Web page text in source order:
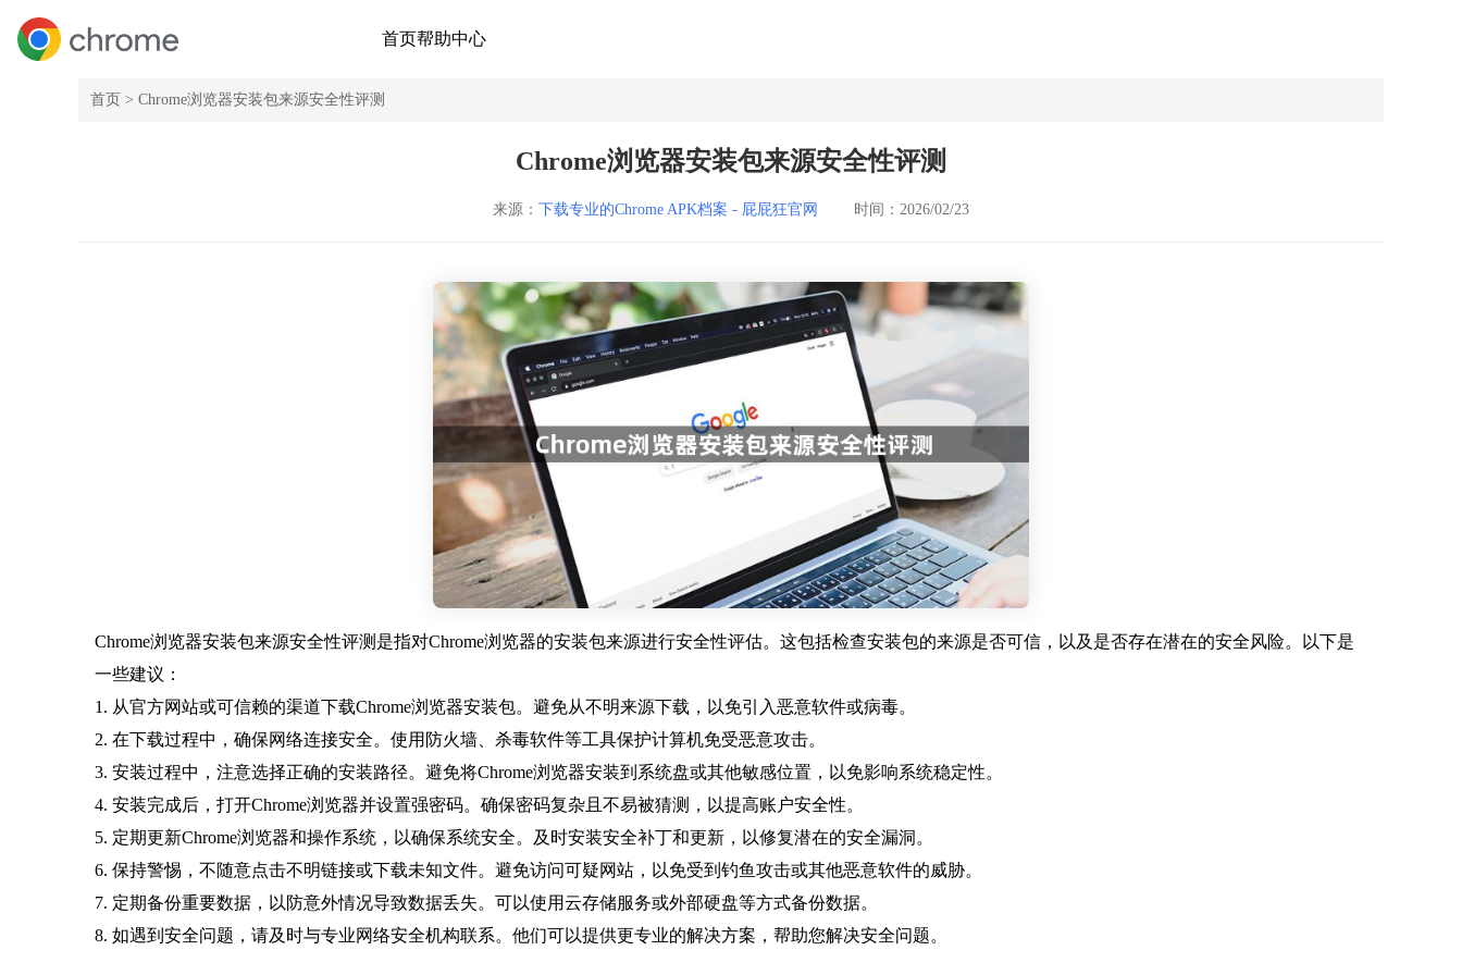
首页帮助中心
首页 > Chrome浏览器安装包来源安全性评测
Chrome浏览器安装包来源安全性评测
来源：下载专业的Chrome APK档案 - 屁屁狂官网 时间：2026/02/23
Chrome浏览器安装包来源安全性评测是指对Chrome浏览器的安装包来源进行安全性评估。这包括检查安装包的来源是否可信，以及是否存在潜在的安全风险。以下是
一些建议：
1. 从官方网站或可信赖的渠道下载Chrome浏览器安装包。避免从不明来源下载，以免引入恶意软件或病毒。
2. 在下载过程中，确保网络连接安全。使用防火墙、杀毒软件等工具保护计算机免受恶意攻击。
3. 安装过程中，注意选择正确的安装路径。避免将Chrome浏览器安装到系统盘或其他敏感位置，以免影响系统稳定性。
4. 安装完成后，打开Chrome浏览器并设置强密码。确保密码复杂且不易被猜测，以提高账户安全性。
5. 定期更新Chrome浏览器和操作系统，以确保系统安全。及时安装安全补丁和更新，以修复潜在的安全漏洞。
6. 保持警惕，不随意点击不明链接或下载未知文件。避免访问可疑网站，以免受到钓鱼攻击或其他恶意软件的威胁。
7. 定期备份重要数据，以防意外情况导致数据丢失。可以使用云存储服务或外部硬盘等方式备份数据。
8. 如遇到安全问题，请及时与专业网络安全机构联系。他们可以提供更专业的解决方案，帮助您解决安全问题。